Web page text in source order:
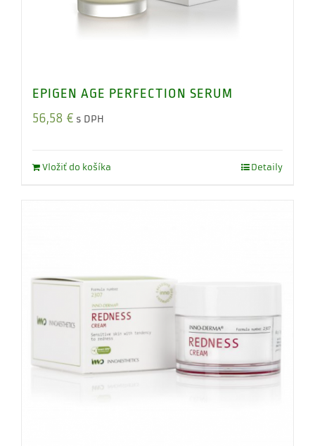
EPIGEN AGE PERFECTION SERUM
56,58 € s DPH
Vložiť do košíka Detaily